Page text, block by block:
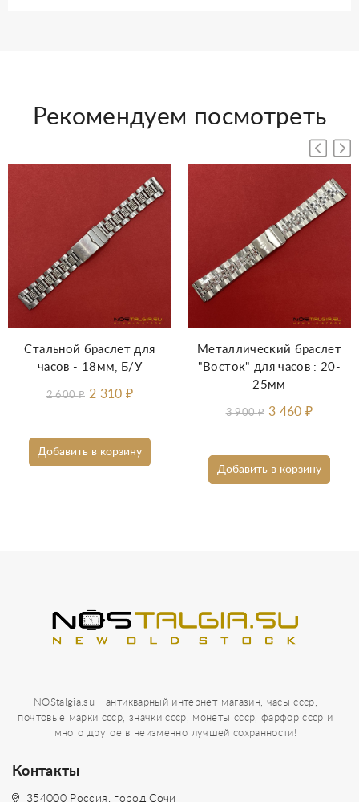
Рекомендуем посмотреть
Добавить в корзину
Стальной браслет для
часов - 18мм, Б/У
2 600₽ 2 310₽
Добавить в корзину
Металлический браслет
"Восток" для часов : 20-
25мм
3 900₽ 3 460₽
NOStalgia.su - антикварный интернет-магазин, часы ссср,
почтовые марки ссср, значки ссср, монеты ссср, фарфор ссср и
много другое в неизменно лучшей сохранности!
Контакты
354000 Россия, город Сочи